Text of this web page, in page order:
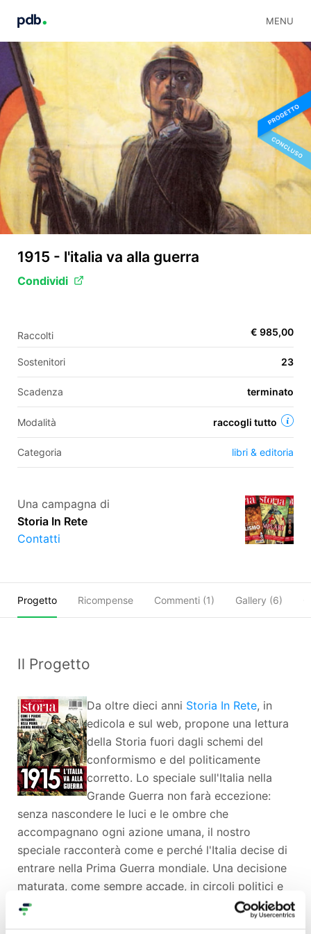
MENU
IT
FR
ES
1915 - l'italia va alla guerra
Condividi
Raccolti € 985,00
Sostenitori 23
Scadenza terminato
Modalità raccogli tutto
Categoria libri & editoria
Una campagna di
Storia In Rete
Contatti
Progetto Ricompense Commenti (1) Gallery (6)
Il Progetto
Da oltre dieci anni Storia In Rete, in
edicola e sul web, propone una lettura
della Storia fuori dagli schemi del
conformismo e del politicamente
corretto. Lo speciale sull'Italia nella
Grande Guerra non farà eccezione:
senza nascondere le luci e le ombre che
accompagnano ogni azione umana, il nostro
speciale racconterà come e perché l'Italia decise di
entrare nella Prima Guerra mondiale. Una decisione
maturata, come sempre accade, in circoli politici e
culturali ristretti, ma che seppe alla fine coinvolgere